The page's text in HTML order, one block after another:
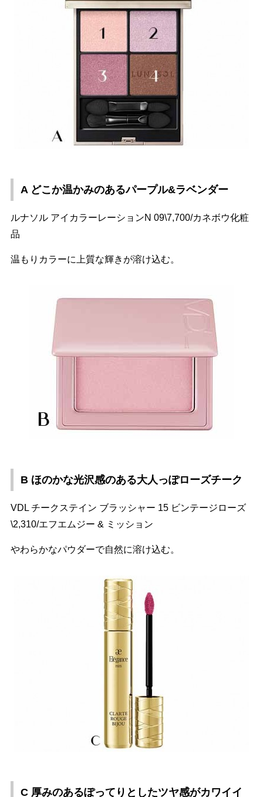
A どこか温かみのあるパープル&ラベンダー
ルナソル アイカラーレーションN 09\7,700/カネボウ化粧
品
温もりカラーに上質な輝きが溶け込む。
B ほのかな光沢感のある大人っぽローズチーク
VDL チークステイン ブラッシャー 15 ビンテージローズ
\2,310/エフエムジー & ミッション
わらかなパウダーで自然に溶け込む。
C 厚みのあるぽってりとしたツヤ感がカワイイ